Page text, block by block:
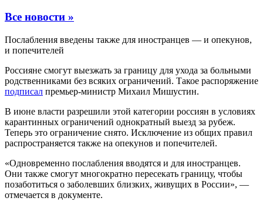
Все новости »
Послабления введены также для иностранцев — и опекунов,
и попечителей
Россияне смогут выезжать за границу для ухода за больными
родственниками без всяких ограничений. Такое распоряжение
подписал премьер-министр Михаил Мишустин.
В июне власти разрешили этой категории россиян в условиях
карантинных ограничений однократный выезд за рубеж.
Теперь это ограничение снято. Исключение из общих правил
распространяется также на опекунов и попечителей.
«Одновременно послабления вводятся и для иностранцев.
Они также смогут многократно пересекать границу, чтобы
позаботиться о заболевших близких, живущих в России», —
отмечается в документе.